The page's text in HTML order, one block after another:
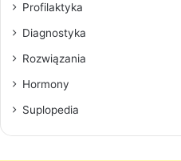
Profilaktyka
Diagnostyka
Rozwiązania
Hormony
Suplopedia